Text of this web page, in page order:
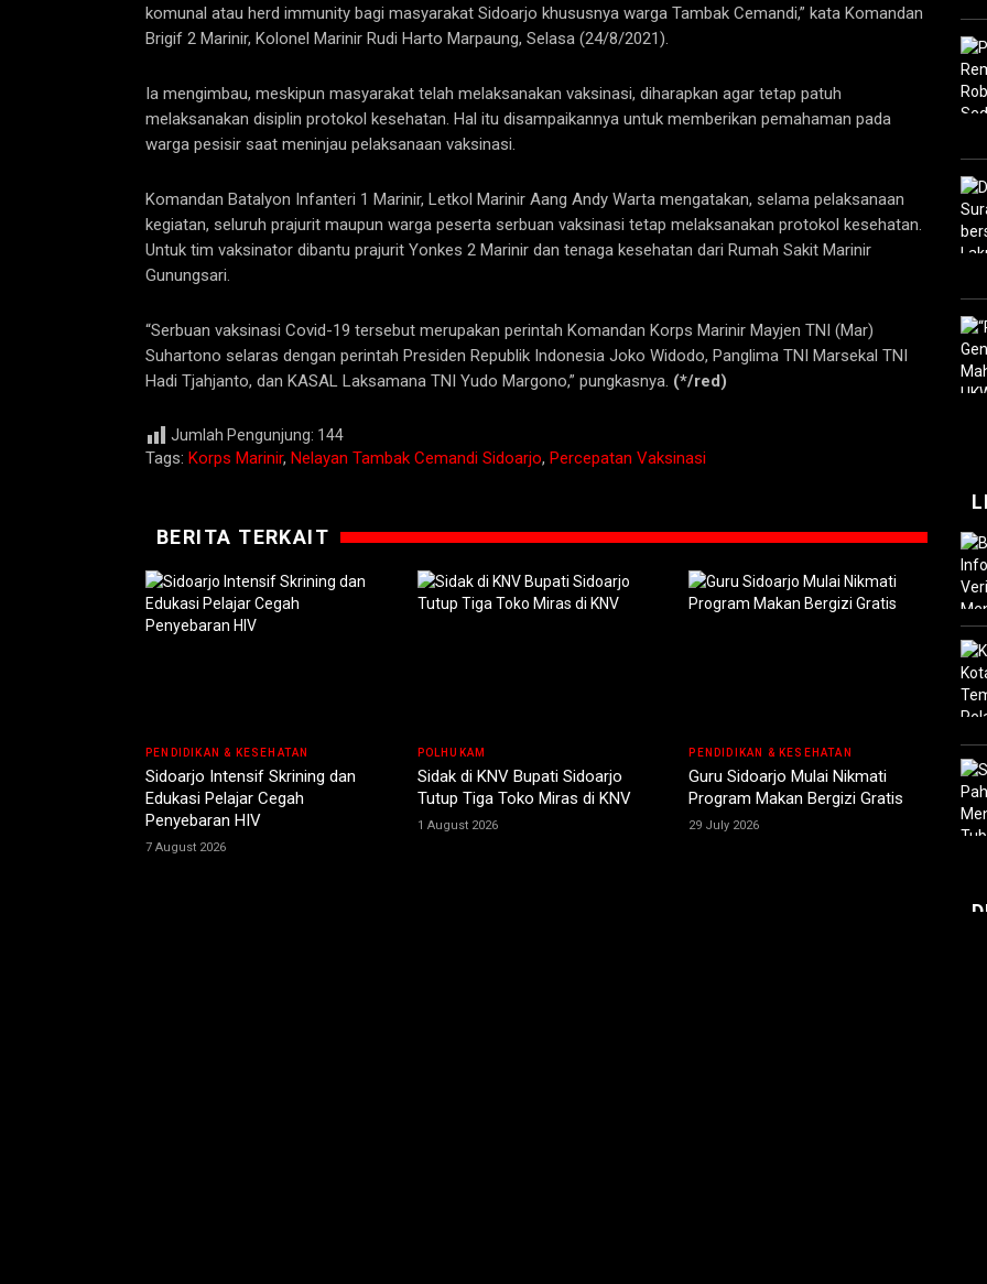
komunal atau herd immunity bagi masyarakat Sidoarjo khususnya warga Tambak Cemandi,” kata Komandan
Brigif 2 Marinir, Kolonel Marinir Rudi Harto Marpaung, Selasa (24/8/2021).
Ia mengimbau, meskipun masyarakat telah melaksanakan vaksinasi, diharapkan agar tetap patuh
melaksanakan disiplin protokol kesehatan. Hal itu disampaikannya untuk memberikan pemahaman pada
warga pesisir saat meninjau pelaksanaan vaksinasi.
Komandan Batalyon Infanteri 1 Marinir, Letkol Marinir Aang Andy Warta mengatakan, selama pelaksanaan
kegiatan, seluruh prajurit maupun warga peserta serbuan vaksinasi tetap melaksanakan protokol kesehatan.
Untuk tim vaksinator dibantu prajurit Yonkes 2 Marinir dan tenaga kesehatan dari Rumah Sakit Marinir
Gunungsari.
“Serbuan vaksinasi Covid-19 tersebut merupakan perintah Komandan Korps Marinir Mayjen TNI (Mar)
Suhartono selaras dengan perintah Presiden Republik Indonesia Joko Widodo, Panglima TNI Marsekal TNI
Hadi Tjahjanto, dan KASAL Laksamana TNI Yudo Margono,” pungkasnya. (*/red)
Jumlah Pengunjung: 144
Tags: Korps Marinir, Nelayan Tambak Cemandi Sidoarjo, Percepatan Vaksinasi
BERITA TERKAIT
PENDIDIKAN & KESEHATAN
Sidoarjo Intensif Skrining dan
Edukasi Pelajar Cegah
Penyebaran HIV
7 August 2026
POLHUKAM
Sidak di KNV Bupati Sidoarjo
Tutup Tiga Toko Miras di KNV
1 August 2026
PENDIDIKAN & KESEHATAN
Guru Sidoarjo Mulai Nikmati
Program Makan Bergizi Gratis
29 July 2026